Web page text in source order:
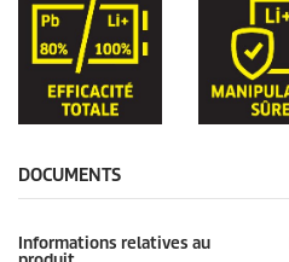
DOCUMENTS
Informations relatives au